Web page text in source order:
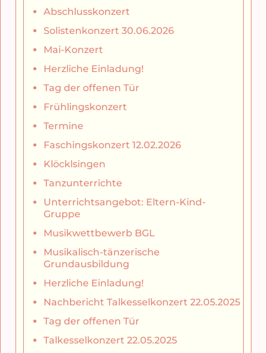
Abschlusskonzert
Solistenkonzert 30.06.2026
Mai-Konzert
Herzliche Einladung!
Tag der offenen Tür
Frühlingskonzert
Termine
Faschingskonzert 12.02.2026
Klöcklsingen
Tanzunterrichte
Unterrichtsangebot: Eltern-Kind-
Gruppe
Musikwettbewerb BGL
Musikalisch-tänzerische
Grundausbildung
Herzliche Einladung!
Nachbericht Talkesselkonzert 22.05.2025
Tag der offenen Tür
Talkesselkonzert 22.05.2025